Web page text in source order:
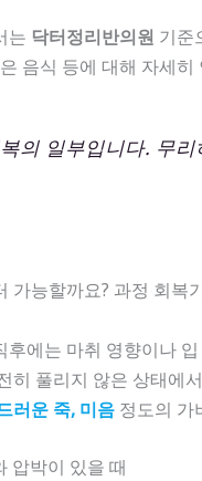
는 닥터정리반의원 기준
음식 등에 대해 자세히
의 일부입니다. 무
가능할까요? 과정 회복
후에는 마취 영향이나
히 풀리지 않은 상태에
러운 죽, 미음 정도의 가
압박이 있을 때